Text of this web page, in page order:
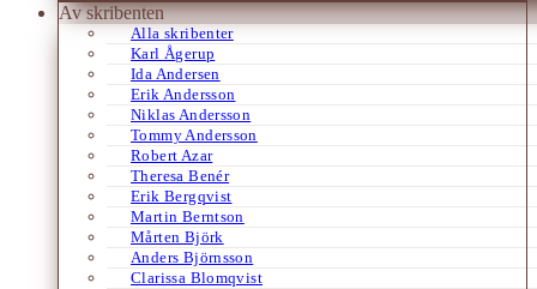
Av skribenten
Alla skribenter
Karl Ågerup
Ida Andersen
Erik Andersson
Niklas Andersson
Tommy Andersson
Robert Azar
Theresa Benér
Erik Bergqvist
Martin Berntson
Mårten Björk
Anders Björnsson
Clarissa Blomqvist